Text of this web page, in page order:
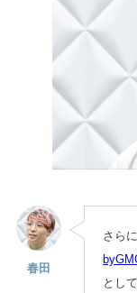
春田
さら
とし